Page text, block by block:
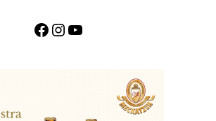
Facebook InstagramYouTube